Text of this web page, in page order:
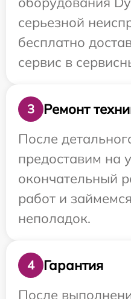
серьезной
бесплатно
сервис в
3
Ремонт
После
предоставим на
окончательный
работ и
неполадок.
4
Гарантия
После